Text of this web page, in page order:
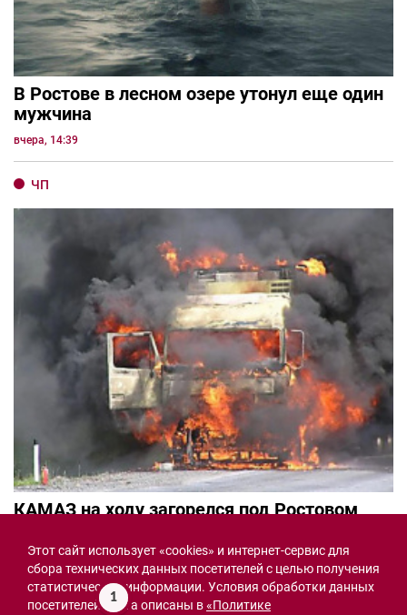
В Ростове в лесном озере утонул еще один
мужчина
вчера, 14:39
ЧП
КАМАЗ на ходу загорелся под Ростовом
1
Этот сайт использует «cookies» и интернет-сервис для
сбора технических данных посетителей с целью получения
статистической информации. Условия обработки данных
посетителей сайта описаны в«Политике